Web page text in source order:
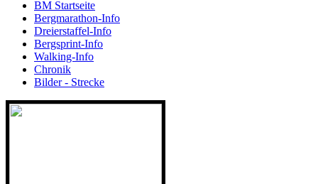
BM Startseite
Bergmarathon-Info
Dreierstaffel-Info
Bergsprint-Info
Walking-Info
Chronik
Bilder - Strecke